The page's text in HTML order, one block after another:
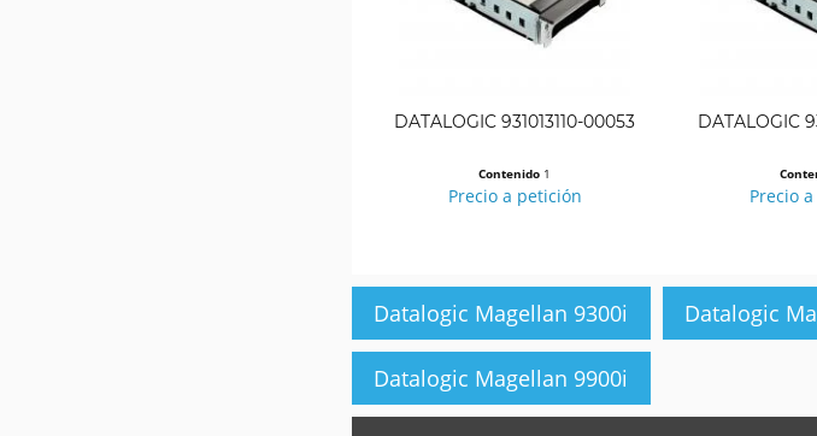
DATALOGIC 931013110-00053
Contenido 1
Precio a petición
DATALOGIC
Precio
Datalogic Magellan 9300i Datalogic
Datalogic Magellan 9900i